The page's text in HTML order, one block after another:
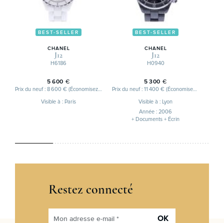
BEST-SELLER
CHANEL
J12
H6186
5 600 €
Visible à : Paris
BEST-SELLER
CHANEL
J12
H0940
5 300 €
Visible à : Lyon
Année : 2006
+ Documents + Écrin
Restez connecté
Mon adresse e-mail * OK